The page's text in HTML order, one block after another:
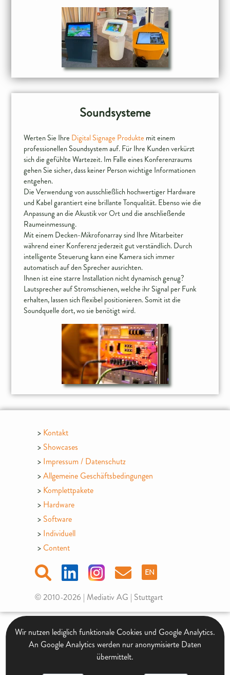
Soundsysteme
Werten Sie Ihre Digital Signage Produkte mit einem
professionellen Soundsystem auf. Für Ihre Kunden verkürzt
sich die gefühlte Wartezeit. Im Falle eines Konferenzraums
gehen Sie sicher, dass keiner Person wichtige Informationen
entgehen.
Die Verwendung von ausschließlich hochwertiger Hardware
und Kabel garantiert eine brillante Tonqualität. Ebenso wie die
Anpassung an die Akustik vor Ort und die anschließende
Raumeinmessung.
Mit einem Decken-Mikrofonarray sind Ihre Mitarbeiter
während einer Konferenz jederzeit gut verständlich. Durch
intelligente Steuerung kann eine Kamera sich immer
automatisch auf den Sprecher ausrichten.
Ihnen ist eine starre Installation nicht dynamisch genug?
Lautsprecher auf Stromschienen, welche ihr Signal per Funk
erhalten, lassen sich flexibel positionieren. Somit ist die
Soundquelle dort, wo sie benötigt wird.
Wir nutzen lediglich funktionale Cookies und Google Analytics.
An Google Analytics werden nur anonymisierte Daten
übermittelt.
Kontakt
Showcases
Impressum / Datenschutz
Allgemeine Geschäftsbedingungen
Komplettpakete
Hardware
Software
Individuell
Content
EN
© 2010-2026 | Mediativ AG | Stuttgart